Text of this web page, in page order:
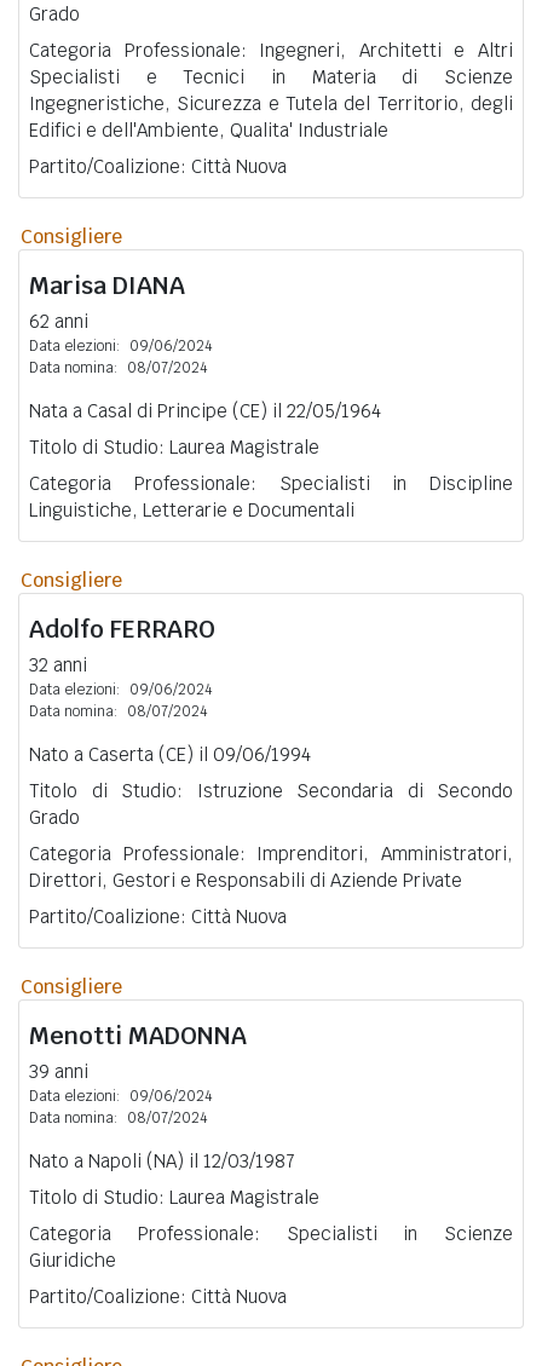
Grado
Categoria Professionale: Ingegneri, Architetti e Altri
Specialisti e Tecnici in Materia di Scienze
Ingegneristiche, Sicurezza e Tutela del Territorio, degli
Edifici e dell'Ambiente, Qualita' Industriale
Partito/Coalizione: Città Nuova
Consigliere
Marisa DIANA
62 anni
Data elezioni:
09/06/2024
Data nomina:
08/07/2024
Nata a Casal di Principe (CE) il 22/05/1964
Titolo di Studio: Laurea Magistrale
Categoria Professionale: Specialisti in Discipline
Linguistiche, Letterarie e Documentali
Consigliere
Adolfo FERRARO
32 anni
Data elezioni:
09/06/2024
Data nomina:
08/07/2024
Nato a Caserta (CE) il 09/06/1994
Titolo di Studio: Istruzione Secondaria di Secondo
Grado
Categoria Professionale: Imprenditori, Amministratori,
Direttori, Gestori e Responsabili di Aziende Private
Partito/Coalizione: Città Nuova
Consigliere
Menotti MADONNA
39 anni
Data elezioni:
09/06/2024
Data nomina:
08/07/2024
Nato a Napoli (NA) il 12/03/1987
Titolo di Studio: Laurea Magistrale
Categoria Professionale: Specialisti in Scienze
Giuridiche
Partito/Coalizione: Città Nuova